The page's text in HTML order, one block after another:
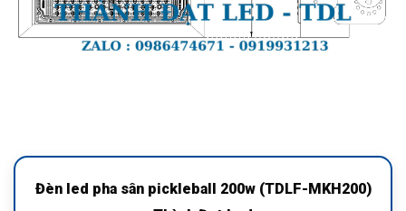
Đèn led pha sân pickleball 200w (TDLF-MKH200)